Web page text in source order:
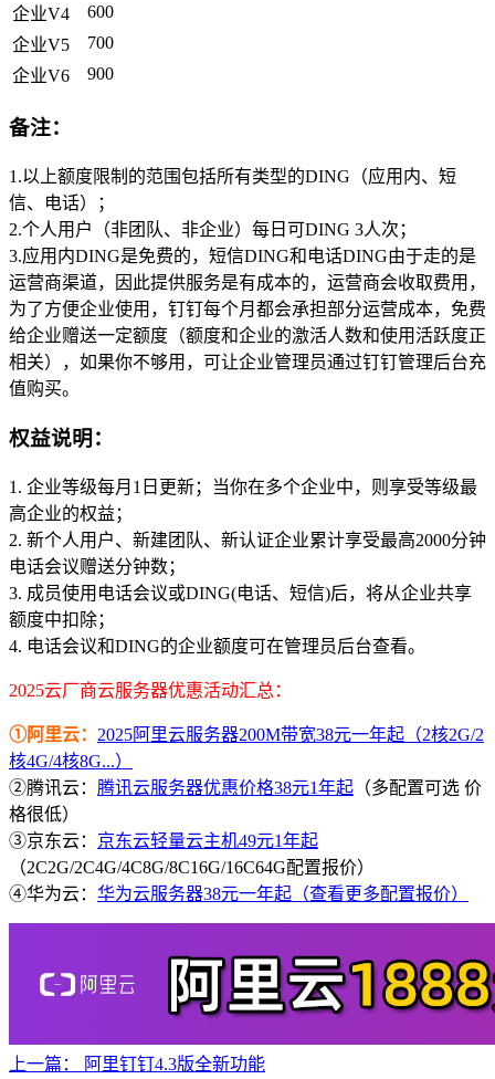
企业V4
600
企业V5
700
企业V6
900
备注：
1.以上额度限制的范围包括所有类型的DING（应用内、短
信、电话）；
2.个人用户（非团队、非企业）每日可DING 3人次；
3.应用内DING是免费的，短信DING和电话DING由于走的是
运营商渠道，因此提供服务是有成本的，运营商会收取费用，
为了方便企业使用，钉钉每个月都会承担部分运营成本，免费
给企业赠送一定额度（额度和企业的激活人数和使用活跃度正
相关），如果你不够用，可让企业管理员通过钉钉管理后台充
值购买。
权益说明：
1. 企业等级每月1日更新；当你在多个企业中，则享受等级最
高企业的权益；
2. 新个人用户、新建团队、新认证企业累计享受最高2000分钟
电话会议赠送分钟数；
3. 成员使用电话会议或DING(电话、短信)后，将从企业共享
额度中扣除；
4. 电话会议和DING的企业额度可在管理员后台查看。
2025云厂商云服务器优惠活动汇总：
①阿里云： 2025阿里云服务器200M带宽38元一年起（2核2G/2
核4G/4核8G...）
②腾讯云： 腾讯云服务器优惠价格38元1年起 （多配置可选 价
格很低）
③京东云： 京东云轻量云主机49元1年起
（2C2G/2C4G/4C8G/8C16G/16C64G配置报价）
④华为云： 华为云服务器38元一年起（查看更多配置报价）
上一篇：
阿里钉钉4.3版全新功能